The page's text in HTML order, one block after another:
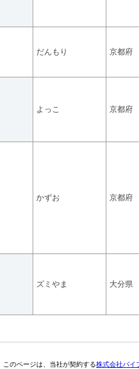
だんもり 京都府
よっこ 京都府
かずお 京都府
ズミやま 大分県
このページは、当社が契約する株式会社パイ